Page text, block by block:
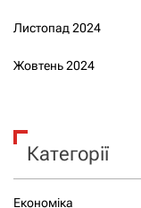
Листопад 2024
Жовтень 2024
Категорії
Економіка